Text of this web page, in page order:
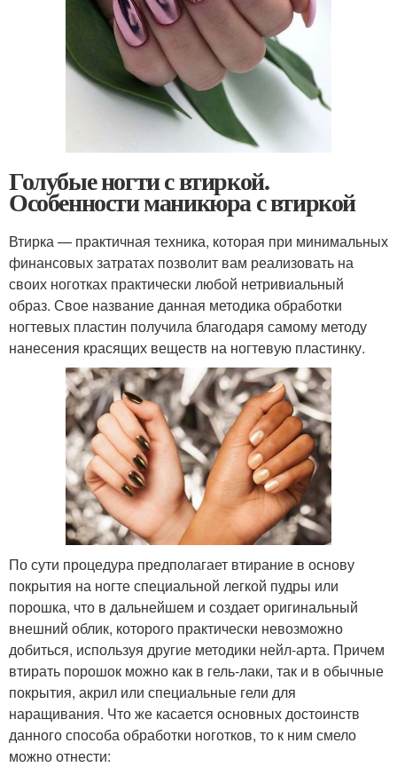
Голубые ногти с втиркой.
Особенности маникюра с втиркой
Втирка — практичная техника, которая при минимальных
финансовых затратах позволит вам реализовать на
своих ноготках практически любой нетривиальный
образ. Свое название данная методика обработки
ногтевых пластин получила благодаря самому методу
нанесения красящих веществ на ногтевую пластинку.
По сути процедура предполагает втирание в основу
покрытия на ногте специальной легкой пудры или
порошка, что в дальнейшем и создает оригинальный
внешний облик, которого практически невозможно
добиться, используя другие методики нейл-арта. Причем
втирать порошок можно как в гель-лаки, так и в обычные
покрытия, акрил или специальные гели для
наращивания. Что же касается основных достоинств
данного способа обработки ноготков, то к ним смело
можно отнести: